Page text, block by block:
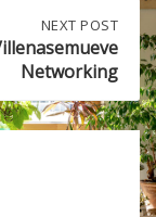
NEXT POST
Networking